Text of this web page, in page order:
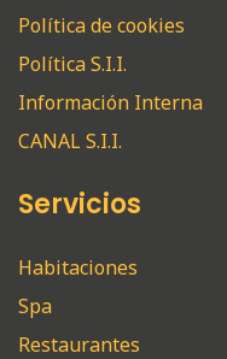
Política de cookies
Política S.I.I.
Información Interna
CANAL S.I.I.
Servicios
Habitaciones
Spa
Restaurantes